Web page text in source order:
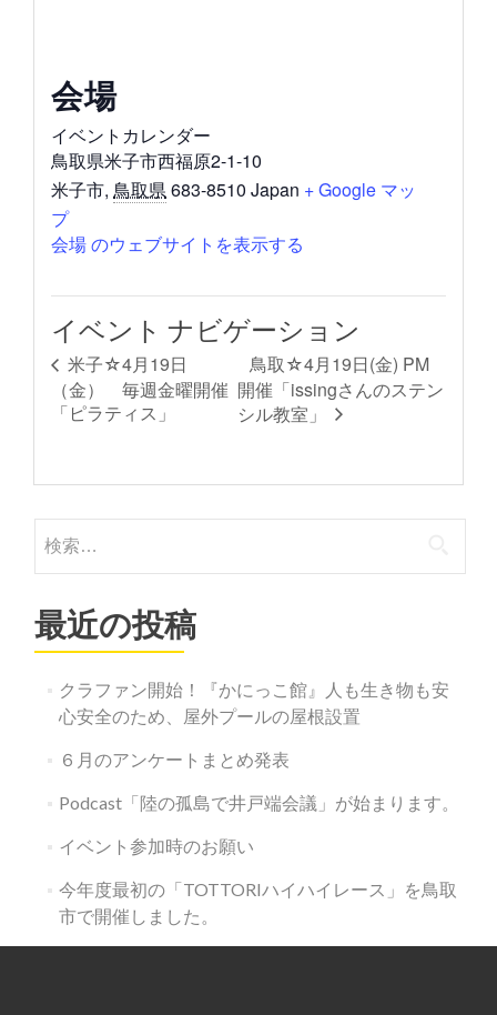
会場
イベントカレンダー
鳥取県米子市西福原2-1-10
米子市, 鳥取県683-8510 Japan + Google マッ
プ
会場 のウェブサイトを表示する
イベント ナビゲーション
米子☆4月19日
（金） 毎週金曜開催
「ピラティス」
鳥取☆4月19日(金) PM
開催「issingさんのステン
シル教室」
索:
最近の投稿
クラファン開始！『かにっこ館』人も生き物も安
心安全のため、屋外プールの屋根設置
６月のアンケートまとめ発表
Podcast「陸の孤島で井戸端会議」が始まります。
イベント参加時のお願い
今年度最初の「TOTTORIハイハイレース」を鳥取
市で開催しました。